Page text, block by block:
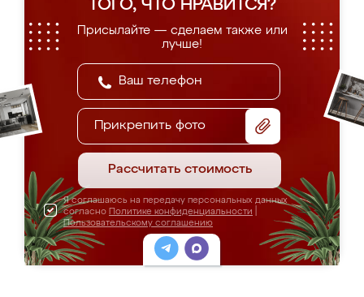
ТОГО, ЧТО НРАВИТСЯ?
Присылайте — сделаем также или
лучше!
Прикрепить фото
Рассчитать стоимость
Я соглашаюсь на передачу персональных данных
согласно Политике конфиденциальности
Пользовательскому соглашению